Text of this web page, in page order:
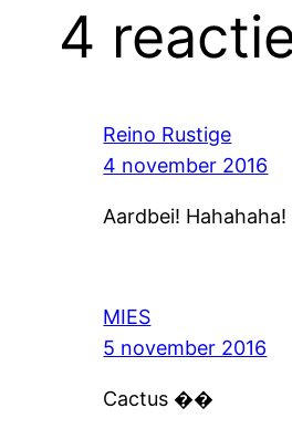
4
Reino Rustige
4 november 2016
Aardbei! Hahahaha!
MIES
5 november 2016
Cactus ��